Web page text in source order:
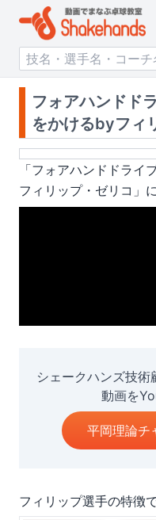
フォアハンドド
をかけるbyフィ
「フォアハンドドライ
フィリップ・ゼリコ 」
シェークハンズ技
動画を
平岡理論チ
フィリップ選手の特徴